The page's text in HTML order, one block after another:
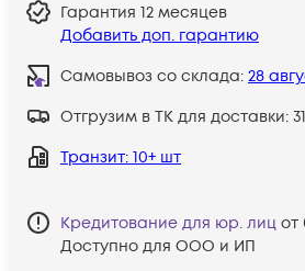
Гарантия 12 месяцев
Добавить доп. гарантию
Самовывоз со склада: 28
Отгрузим в ТК для доставки:
Транзит: 10+ шт
Кредитование для юр. лиц от
Доступно для ООО и ИП